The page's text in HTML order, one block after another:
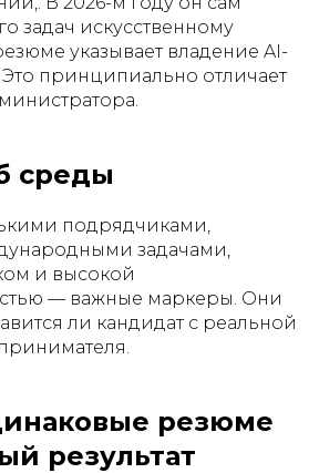
задач искусственному
указывает владение AI-
принципиально отличает
среды
подрядчиками,
задачами,
и высокой
— важные маркеры. Они
ли кандидат с реальной
резюме
результат